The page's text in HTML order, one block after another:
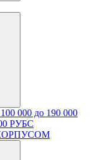
000 до 190 000
РУБС